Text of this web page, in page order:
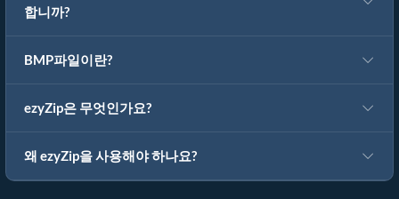
합니까?
BMP파일이란?
ezyZip은 무엇인가요?
왜 ezyZip을 사용해야 하나요?